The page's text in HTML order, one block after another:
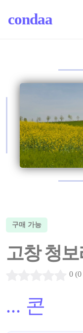
condaa
구매 가능
고창 청
0
... 콘